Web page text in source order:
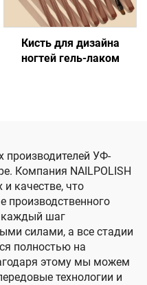
Кисть для дизайна
ногтей гель-лаком
производителей УФ-
Компания NAILPOLISH
качестве, что
производственного
каждый шаг
силами, а все стадии
полностью на
этому мы можем
технологии и